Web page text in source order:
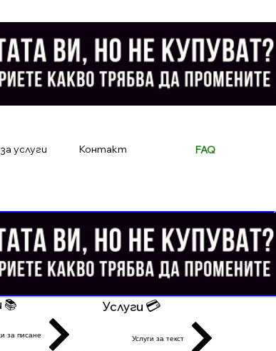
услуги Контакт FAQ
📚
за писане
Услуги 💳
Услуги за текст